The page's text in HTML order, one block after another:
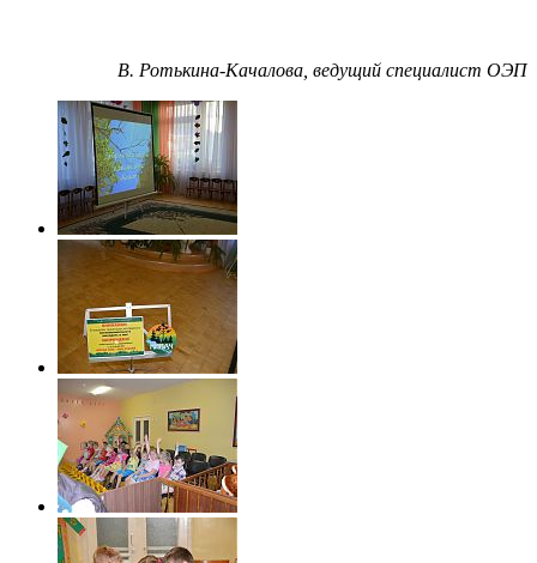
В. Ротькина-Качалова, ведущий специалист ОЭП